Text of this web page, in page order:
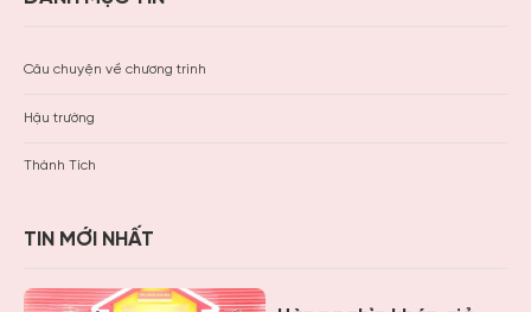
Câu chuyện về chương trình
Hậu trường
Thành Tích
TIN MỚI NHẤT